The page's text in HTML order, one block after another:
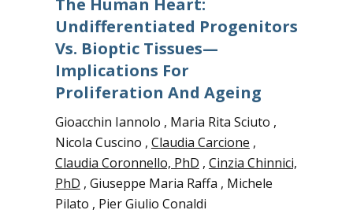
The Human Heart:
Undifferentiated Progenitors
Vs. Bioptic Tissues—
Implications For
Proliferation And Ageing
Gioacchin Iannolo , Maria Rita Sciuto ,
Nicola Cuscino , Claudia Carcione ,
Claudia Coronnello, PhD , Cinzia Chinnici,
PhD , Giuseppe Maria Raffa , Michele
Pilato , Pier Giulio Conaldi